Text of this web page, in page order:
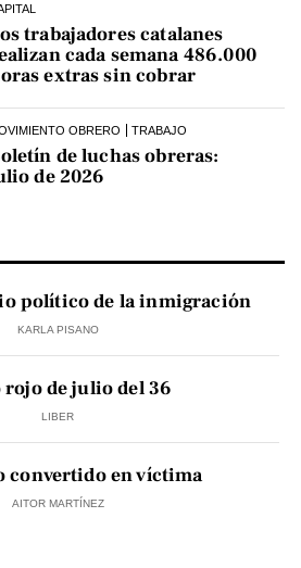
trabajadores catalanes
cada semana 486.000
extras sin cobrar
OBRERO TRABAJO
de luchas obreras:
de 2026
político de la inmigración
KARLA PISANO
de julio del 36
LIBER
convertido en víctima
AITOR MARTÍNEZ